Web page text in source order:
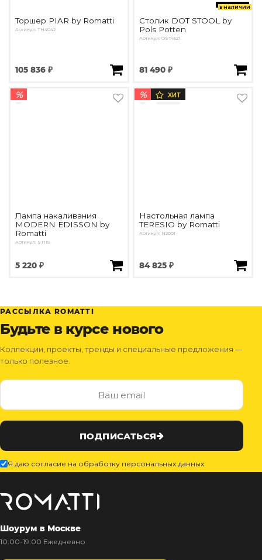
Торшер PIAR by Romatti
Артикул: TH4042
105 836 ₽
в наличии
Столик DOT STOOL by
Pols Potten
Артикул: OST4521
81 490 ₽
%
Лампа накаливания
MODERN EDISSON by
Romatti
Артикул: ST115
5 220 ₽
% ХИТ
Настольная лампа
TERESIO by Romatti
Артикул: N2001
84 825 ₽
РАССЫЛКА ROMATTI
Будьте в курсе нового
Коллекции, проекты, тренды и специальные предложения —
только полезное.
ПОДПИСАТЬСЯ
Я даю согласие на обработку персональных данных
Шоурум в Москве
10:00-19:00 Ежедневно